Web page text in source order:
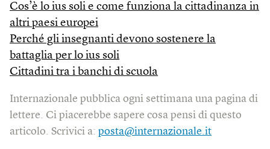
Cos’è lo ius soli e come funziona la cittadinanza in
altri paesi europei
Perché gli insegnanti devono sostenere la
battaglia per lo ius soli
Cittadini tra i banchi di scuola
Internazionale pubblica ogni settimana una pagina di
lettere. Ci piacerebbe sapere cosa pensi di questo
articolo. Scrivici a: posta@internazionale.it